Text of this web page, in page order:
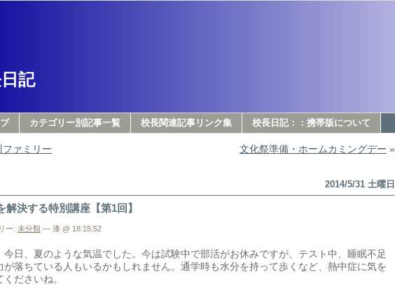
記
カテゴリー別記事一覧 校長関連記事リンク集 校長日記：：携帯版について
ファミリー 文化祭準備・ホームカミングデー »
2014/5/31 土曜日
解決する特別講座【第1回】
ー: 未分類 — 漆 @ 18:15:52
今日、夏のような気温でした。今は試験中で部活がお休みですが、テスト中、睡眠不足
が落ちている人もいるかもしれません。通学時も水分を持って歩くなど、熱中症に気を
くださいね。